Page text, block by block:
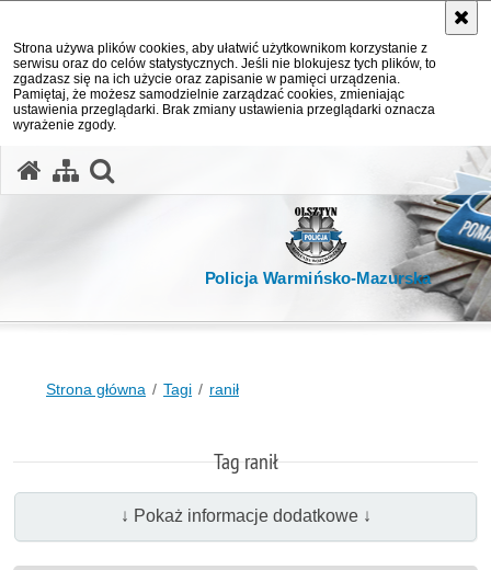
Strona używa plików cookies, aby ułatwić użytkownikom korzystanie z
serwisu oraz do celów statystycznych. Jeśli nie blokujesz tych plików, to
zgadzasz się na ich użycie oraz zapisanie w pamięci urządzenia.
Pamiętaj, że możesz samodzielnie zarządzać cookies, zmieniając
ustawienia przeglądarki. Brak zmiany ustawienia przeglądarki oznacza
wyrażenie zgody.
Policja Warmińsko-Mazurska
Strona główna Tagi ranił
Tag ranił
↓ Pokaż informacje dodatkowe ↓